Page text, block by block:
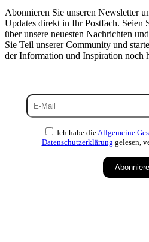
Abonnieren Sie unseren Newsletter
Updates direkt in Ihr Postfach. Seien
über unsere neuesten Nachrichten
Sie Teil unserer Community und
der Information und Inspiration noch
Ich habe die Allgemeine
Datenschutzerklärung gelesen,